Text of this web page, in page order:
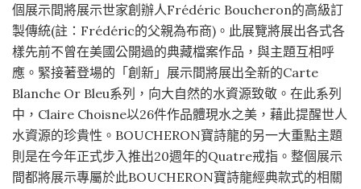
個展示間將展示世家創辦人Frédéric Boucheron的高級訂
製傳統(註：Frédéric的父親為布商)。此展覽將展出各式各
樣先前不曾在美國公開過的典藏檔案作品，與主題互相呼
應。緊接著登場的「創新」展示間將展出全新的Carte
Blanche Or Bleu系列，向大自然的水資源致敬。在此系列
中，Claire Choisne以26件作品體現水之美，藉此提醒世人
水資源的珍貴性。BOUCHERON寶詩龍的另一大重點主題
則是在今年正式步入推出20週年的Quatre戒指。整個展示
間都將展示專屬於此BOUCHERON寶詩龍經典款式的相關